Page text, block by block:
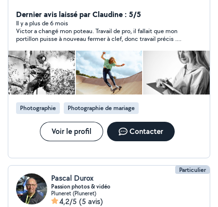
victorfagnen.myportfolio com Au plaisir d'échanger sur
vos projets ! Victor
Dernier avis laissé par Claudine : 5/5
Il y a plus de 6 mois
Victor a changé mon poteau. Travail de pro, il fallait que mon
portillon puisse à nouveau fermer à clef, donc travail précis .
et attentif. Je le recommande vivement.
Photographie Photographie de mariage
Voir le profil Contacter
Particulier
Pascal Durox
Passion photos & vidéo
Pluneret (Pluneret)
4,2/5 (5 avis)